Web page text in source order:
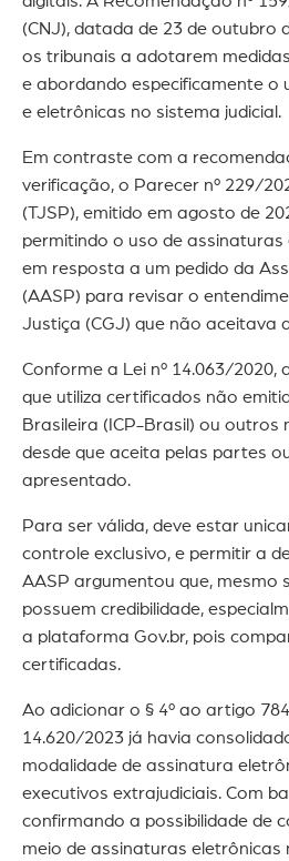
(CNJ), datada de 23 de outubro
os tribunais a adotarem
e abordando especificamente o
e eletrônicas no sistema judicial.
Em contraste com a
verificação, o Parecer nº 229/
(TJSP), emitido em agosto de
permitindo o uso de
em resposta a um pedido da
(AASP) para revisar o
Justiça (CGJ) que não aceitava
Conforme a Lei nº 14.063/
que utiliza certificados não
Brasileira (ICP-Brasil) ou
desde que aceita pelas partes
apresentado.
Para ser válida, deve estar
controle exclusivo, e permitir a
AASP argumentou que, mesmo
possuem credibilidade,
a plataforma Gov.br, pois
certificadas.
Ao adicionar o § 4º ao artigo
14.620/2023 já havia
modalidade de assinatura
executivos extrajudiciais. Com
confirmando a possibilidade de
meio de assinaturas eletrônicas